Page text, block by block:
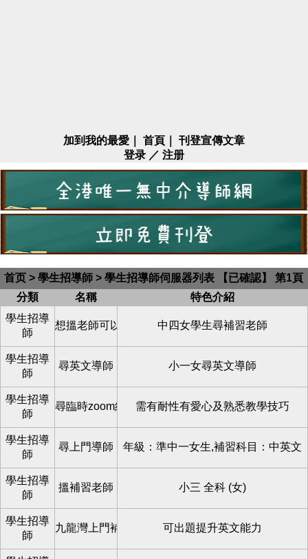
加到我的最愛 首頁
刊登宣傳文章
登录 ／ 注册
首页 > 學生招導師 > 學生招導師伺服器列表 【已確認】 第1頁
分類
名稱
特色介紹
學生招導
師
想搵老師可以幫手上zoom補英文
中四女學生尋補習老師
學生招導
師
尋英文導師 小一女尋英文導師
學生招導
師
尋臨時zoom網課老師需有耐性有愛心及熟悉教學技巧
學生招導
師
尋上門導師 年級：準中一女生,補習科目：中英文
學生招導
師
搵補習老師 小三 全科 (女)
學生招導
師
九龍灣上門補習老師 可出題提升英文能力